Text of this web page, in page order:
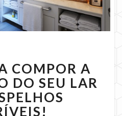
A
COMPOR
A
DECORAÇÃO
DO
COMPOR A
DO SEU LAR